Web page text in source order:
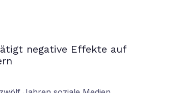
negative Effekte auf